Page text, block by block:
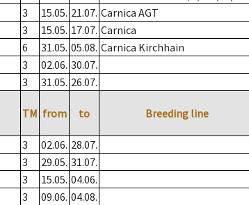
3 15.05. 21.07. Carnica AGT
3 15.05. 17.07. Carnica
6 31.05. 05.08. Carnica Kirchhain
3 02.06. 30.07.
3 31.05. 26.07.
TM from to Breeding line
3 02.06. 28.07.
3 29.05. 31.07.
3 15.05. 04.06.
3 09.06. 04.08.